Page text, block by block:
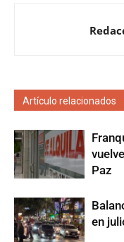
Artículo relacionados
Paz
en